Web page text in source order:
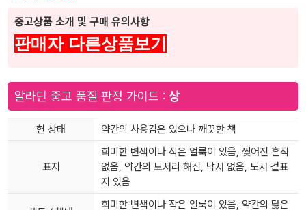
중고상품 소개 및 구매 유의사항
판매자 다른상품보기
알라딘 중고 품질 판정 가이드 : 상
헌 상태 약간의 사용감은 있으나 깨끗한 책
표지
희미한 변색이나 작은 얼룩이 있음, 찢어진 흔적
없음, 약간의 모서리 해짐, 낙서 없음, 도서 겉표
지 있음
희미한 변색이나 작은 얼룩이 있음, 약간의 닳은